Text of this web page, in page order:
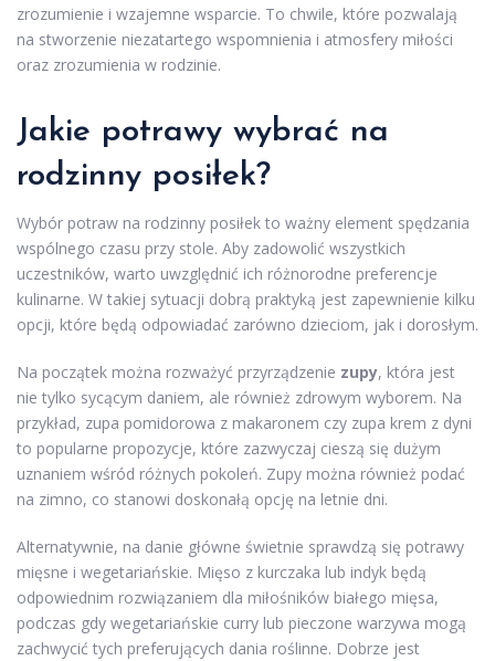
zrozumienie i wzajemne wsparcie. To chwile, które pozwalają
na stworzenie niezatartego wspomnienia i atmosfery miłości
oraz zrozumienia w rodzinie.
Jakie potrawy wybrać na
rodzinny posiłek?
Wybór potraw na rodzinny posiłek to ważny element spędzania
wspólnego czasu przy stole. Aby zadowolić wszystkich
uczestników, warto uwzględnić ich różnorodne preferencje
kulinarne. W takiej sytuacji dobrą praktyką jest zapewnienie kilku
opcji, które będą odpowiadać zarówno dzieciom, jak i dorosłym.
Na początek można rozważyć przyrządzenie zupy, która jest
nie tylko sycącym daniem, ale również zdrowym wyborem. Na
przykład, zupa pomidorowa z makaronem czy zupa krem z dyni
to popularne propozycje, które zazwyczaj cieszą się dużym
uznaniem wśród różnych pokoleń. Zupy można również podać
na zimno, co stanowi doskonałą opcję na letnie dni.
Alternatywnie, na danie główne świetnie sprawdzą się potrawy
mięsne i wegetariańskie. Mięso z kurczaka lub indyk będą
odpowiednim rozwiązaniem dla miłośników białego mięsa,
podczas gdy wegetariańskie curry lub pieczone warzywa mogą
zachwycić tych preferujących dania roślinne. Dobrze jest